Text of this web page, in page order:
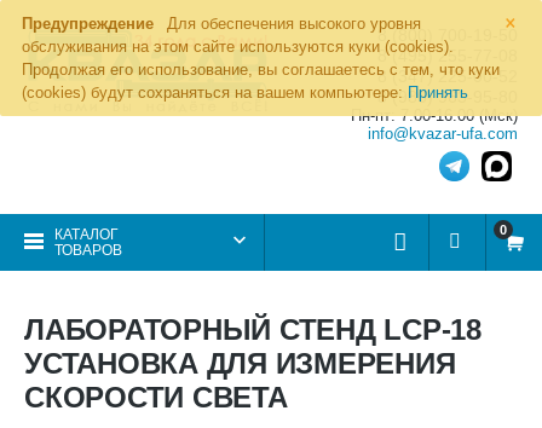
×
Предупреждение
Для обеспечения высокого уровня
обслуживания на этом сайте используются куки (cookies).
Продолжая его использование, вы соглашаетесь с тем, что куки
(cookies) будут сохраняться на вашем компьютере: Принять
8 (800) 700-19-50
8 (495) 255-77-08
8 (347) 225-00-52
8 (986) 963-95-80
Пн-пт: 7.00-16.00 (Мск)
info@kvazar-ufa.com
КАТАЛОГ
ТОВАРОВ
0
ЛАБОРАТОРНЫЙ СТЕНД LCP-18
УСТАНОВКА ДЛЯ ИЗМЕРЕНИЯ
СКОРОСТИ СВЕТА